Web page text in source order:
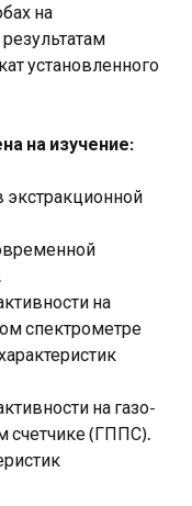
на
установленного
на изучение:
на
спектрометре
на газо-
счетчике (ГППС).